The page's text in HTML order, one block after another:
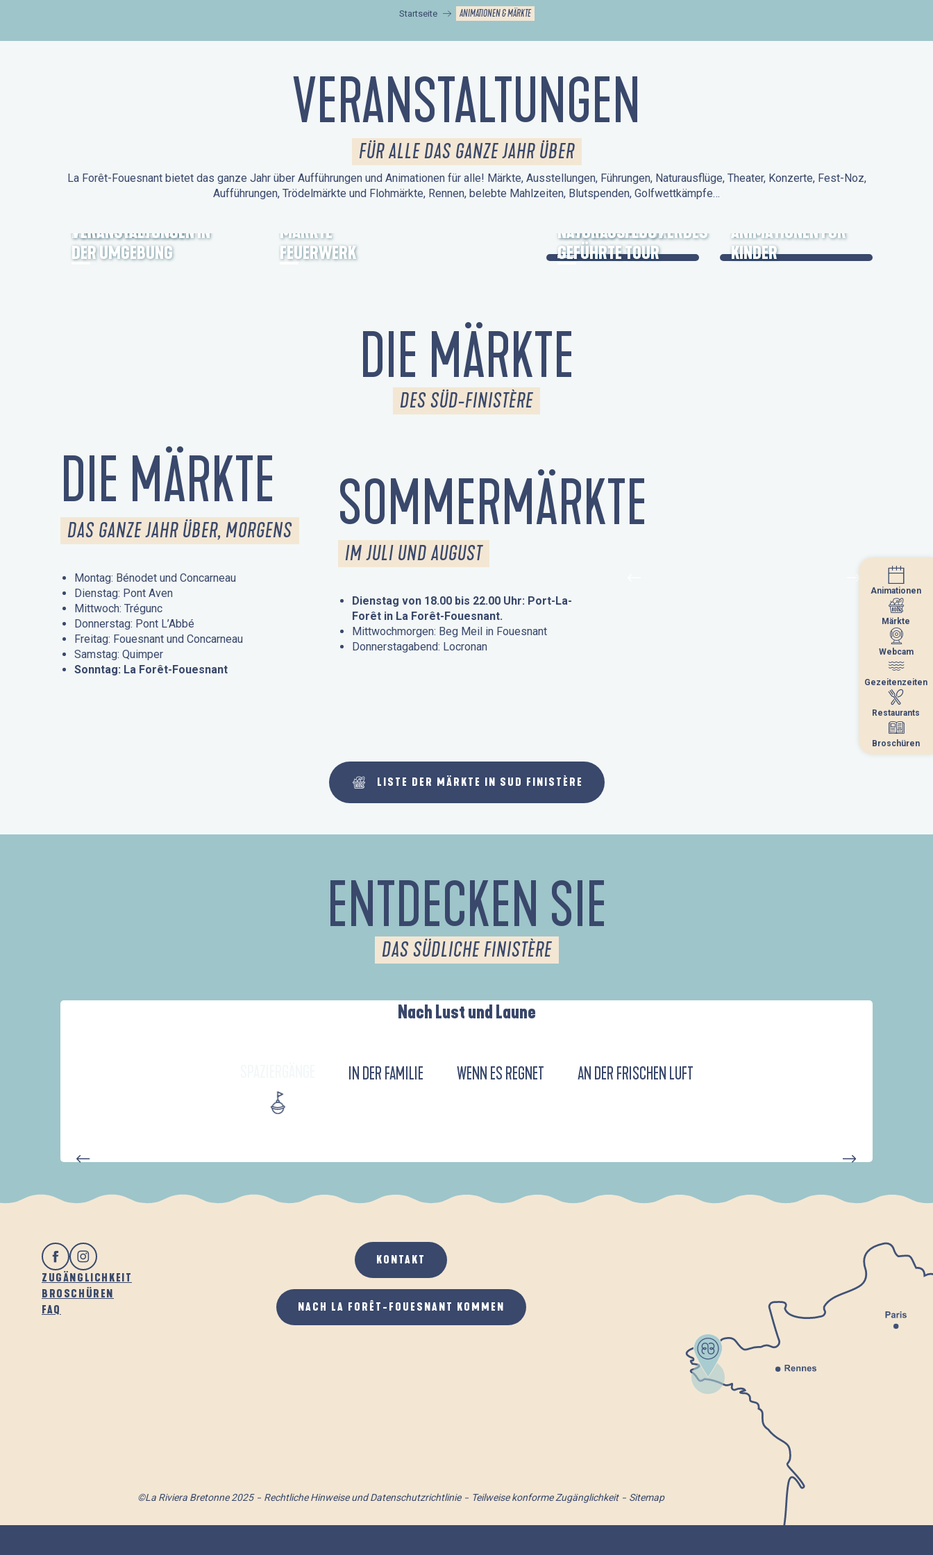
Animationen
Märkte
Webcam
Gezeitenzeiten
Restaurants
Broschüren
Startseite ANIMATIONEN & MÄRKTE
VERANSTALTUNGEN
FÜR ALLE DAS GANZE JAHR ÜBER
La Forêt-Fouesnant bietet das ganze Jahr über Aufführungen und Animationen für alle! Märkte, Ausstellungen, Führungen, Naturausflüge, Theater, Konzerte, Fest-Noz,
Aufführungen, Trödelmärkte und Flohmärkte, Rennen, belebte Mahlzeiten, Blutspenden, Golfwettkämpfe…
FORÊT-FOUESNANT
VERANSTALTUNGEN IN
DER UMGEBUNG
MÄRKTE
FEUERWERK
TAGE DES KULTURERBES
NATURAUSFLUG /
GEFÜHRTE TOUR
ANIMATIONEN FÜR
KINDER
DIE MÄRKTE
DES SÜD-FINISTÈRE
DIE MÄRKTE
DAS GANZE JAHR ÜBER, MORGENS
Montag: Bénodet und Concarneau
Dienstag: Pont Aven
Mittwoch: Trégunc
Donnerstag: Pont L’Abbé
Freitag: Fouesnant und Concarneau
Samstag: Quimper
Sonntag: La Forêt-Fouesnant
SOMMERMÄRKTE
IM JULI UND AUGUST
Dienstag von 18.00 bis 22.00 Uhr: Port-La-
Forêt in La Forêt-Fouesnant.
Mittwochmorgen: Beg Meil in Fouesnant
Donnerstagabend: Locronan
LISTE DER MÄRKTE IN SUD FINISTÈRE
ENTDECKEN SIE
DAS SÜDLICHE FINISTÈRE
Nach Lust und Laune
IN DER FAMILIE WENN ES REGNET AN DER FRISCHEN LUFT
D'UN PORT À
ZUGÄNGLICHKEIT
BROSCHÜREN
FAQ
KONTAKT
NACH LA FORÊT-FOUESNANT KOMMEN
©La Riviera Bretonne 2025 Rechtliche Hinweise und Datenschutzrichtlinie Teilweise konforme Zugänglichkeit Sitemap